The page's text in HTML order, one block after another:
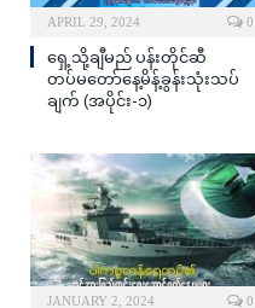
APRIL 29, 2024 0
ရှေ့သို့ချီမည် ပန်းတိုင်ဆီ
တပ်မတော်နေ့မိန့်ခွန်းသုံးသပ်
ချက် (အပိုင်း-၁)
JANUARY 2, 2024 0